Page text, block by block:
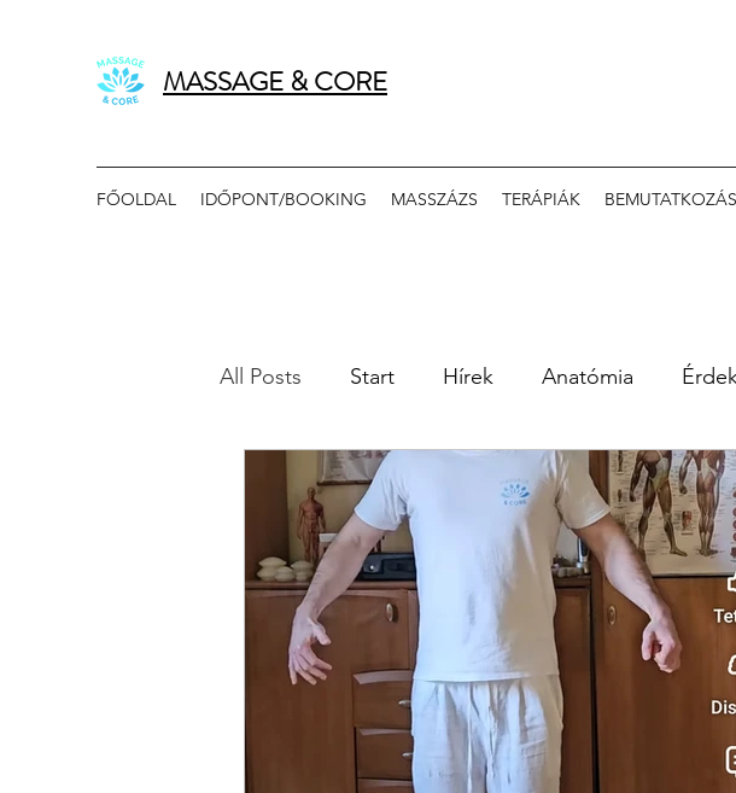
MASSAGE & CORE
FŐOLDAL IDŐPONT/BOOKING MASSZÁZS TERÁPIÁK BEMUTATKOZÁS
All Posts Start Hírek Anatómia